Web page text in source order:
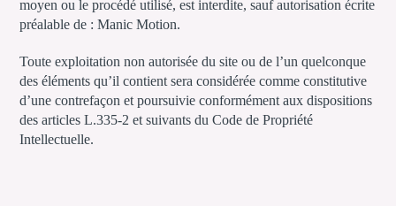
moyen ou le procédé utilisé, est interdite, sauf autorisation écrite
préalable de : Manic Motion.
Toute exploitation non autorisée du site ou de l’un quelconque
des éléments qu’il contient sera considérée comme constitutive
d’une contrefaçon et poursuivie conformément aux dispositions
des articles L.335-2 et suivants du Code de Propriété
Intellectuelle.